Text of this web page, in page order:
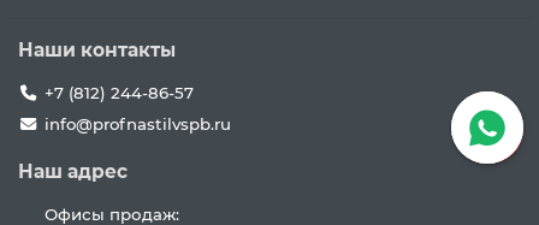
Наши контакты
+7 (812) 244-86-57
info@profnastilvspb.ru
Наш адрес
Офисы продаж: